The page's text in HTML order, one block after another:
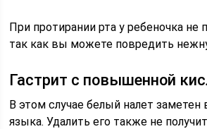
При протирании рта у ребеночка не
так как вы можете повредить
Гастрит с повышенной
В этом случае белый налет заметен
языка. Удалить его также не